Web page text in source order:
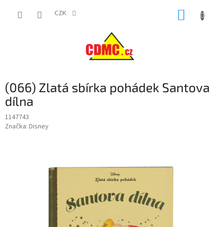
CZK
(066) Zlatá sbírka pohádek Santova
dílna
1147743
Značka: Disney